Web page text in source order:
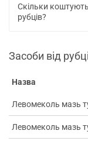
Скільки коштують
рубців?
Засоби від
Назва
Левомеколь мазь
Левомеколь мазь